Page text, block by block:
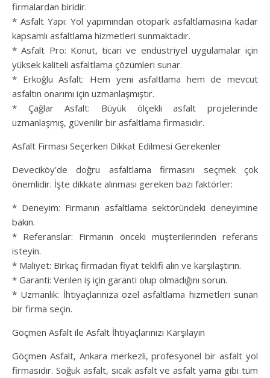
firmalardan biridir.
* Asfalt Yapı: Yol yapımından otopark asfaltlamasına kadar
kapsamlı asfaltlama hizmetleri sunmaktadır.
* Asfalt Pro: Konut, ticari ve endüstriyel uygulamalar için
yüksek kaliteli asfaltlama çözümleri sunar.
* Erkoğlu Asfalt: Hem yeni asfaltlama hem de mevcut
asfaltın onarımı için uzmanlaşmıştır.
* Çağlar Asfalt: Büyük ölçekli asfalt projelerinde
uzmanlaşmış, güvenilir bir asfaltlama firmasıdır.
Asfalt Firması Seçerken Dikkat Edilmesi Gerekenler
Deveciköy’de doğru asfaltlama firmasını seçmek çok
önemlidir. İşte dikkate alınması gereken bazı faktörler:
* Deneyim: Firmanın asfaltlama sektöründeki deneyimine
bakın.
* Referanslar: Firmanın önceki müşterilerinden referans
isteyin.
* Maliyet: Birkaç firmadan fiyat teklifi alın ve karşılaştırın.
* Garanti: Verilen iş için garanti olup olmadığını sorun.
* Uzmanlık: İhtiyaçlarınıza özel asfaltlama hizmetleri sunan
bir firma seçin.
Göçmen Asfalt ile Asfalt İhtiyaçlarınızı Karşılayın
Göçmen Asfalt, Ankara merkezli, profesyonel bir asfalt yol
firmasıdır. Soğuk asfalt, sıcak asfalt ve asfalt yama gibi tüm